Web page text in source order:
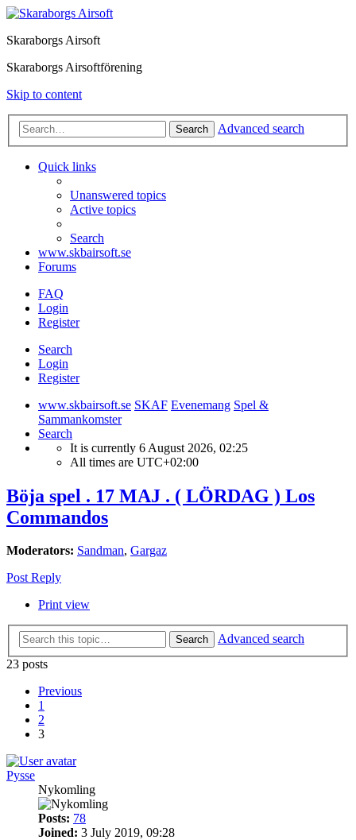
Skaraborgs Airsoft
Skaraborgs Airsoftförening
Skip to content
Search Advanced search
Quick links
Unanswered topics
Active topics
Search
www.skbairsoft.se
Forums
FAQ
Login
Register
Search
Login
Register
www.skbairsoft.se SKAF Evenemang Spel &
Sammankomster
Search
It is currently 6 August 2026, 02:25
All times are UTC+02:00
Böja spel . 17 MAJ . ( LÖRDAG ) Los
Commandos
Moderators: Sandman, Gargaz
Post Reply
Print view
Search
Advanced search
23 posts
Previous
1
2
3
Pysse
Nykomling
Posts: 78
Joined: 3 July 2019, 09:28